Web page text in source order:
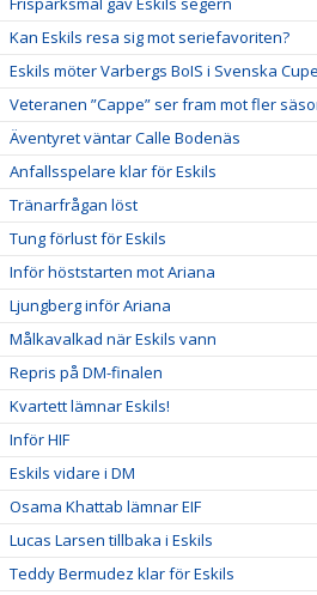
Kan Eskils resa sig mot seriefavoriten?
Eskils möter Varbergs BoIS i Svenska
Veteranen ”Cappe” ser fram mot fler
Äventyret väntar Calle Bodenäs
Anfallsspelare klar för Eskils
Tränarfrågan löst
Tung förlust för Eskils
Inför höststarten mot Ariana
Ljungberg inför Ariana
Målkavalkad när Eskils vann
Repris på DM-finalen
Kvartett lämnar Eskils!
Inför HIF
Eskils vidare i DM
Osama Khattab lämnar EIF
Lucas Larsen tillbaka i Eskils
Teddy Bermudez klar för Eskils